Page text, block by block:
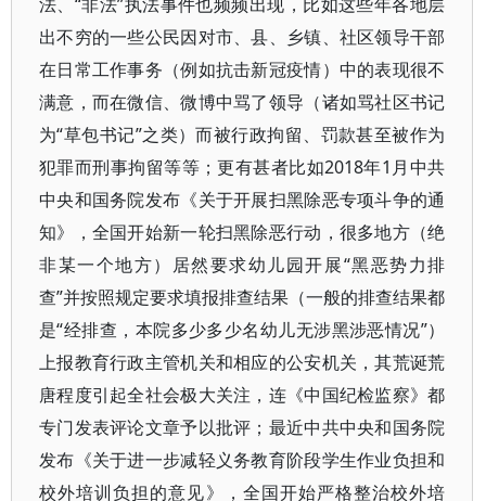
出不穷的一些公民因对市、县、乡镇、社区领导干部
在日常工作事务（例如抗击新冠疫情）中的表现很不
满意，而在微信、微博中骂了领导（诸如骂社区书记
为“草包书记”之类）而被行政拘留、罚款甚至被作为
犯罪而刑事拘留等等；更有甚者比如2018年1月中共
中央和国务院发布《关于开展扫黑除恶专项斗争的通
知》，全国开始新一轮扫黑除恶行动，很多地方（绝
非某一个地方）居然要求幼儿园开展“黑恶势力排
查”并按照规定要求填报排查结果（一般的排查结果都
是“经排查，本院多少多少名幼儿无涉黑涉恶情况”）
上报教育行政主管机关和相应的公安机关，其荒诞荒
唐程度引起全社会极大关注，连《中国纪检监察》都
专门发表评论文章予以批评；最近中共中央和国务院
发布《关于进一步减轻义务教育阶段学生作业负担和
校外培训负担的意见》，全国开始严格整治校外培